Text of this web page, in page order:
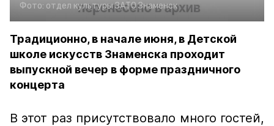
Фото: отдел культуры ЗАТО Знаменск
Традиционно, в начале июня, в Детской
школе искусств Знаменска проходит
выпускной вечер в форме праздничного
концерта
В этот раз присутствовало много гостей,